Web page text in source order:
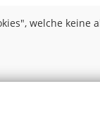
welche keine